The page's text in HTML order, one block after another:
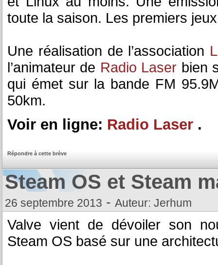
toute la saison. Les premiers
Une réalisation de l’association
l’animateur de Radio Laser bien
qui émet sur la bande FM
50km.
Voir en ligne: Radio Laser .
Répondre à cette brève
Steam OS et Steam
26 septembre 2013 - Auteur: Jerhum
Valve vient de dévoiler son
Steam OS basé sur une